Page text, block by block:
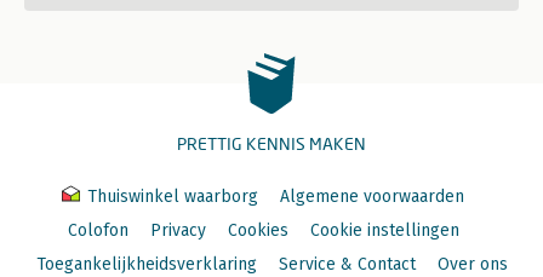
PRETTIG KENNIS MAKEN
Thuiswinkel waarborg
Algemene voorwaarden
Colofon
Privacy Cookies
Cookie instellingen
Toegankelijkheidsverklaring
Service & Contact Over ons